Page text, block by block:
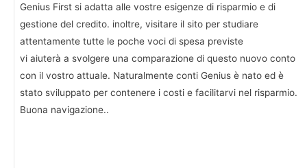
Genius First si adatta alle vostre esigenze di risparmio e di
gestione del credito. inoltre, visitare il sito per studiare
attentamente tutte le poche voci di spesa previste
vi aiuterà a svolgere una comparazione di questo nuovo conto
con il vostro attuale. Naturalmente conti Genius è nato ed è
stato sviluppato per contenere i costi e facilitarvi nel risparmio.
Buona navigazione..